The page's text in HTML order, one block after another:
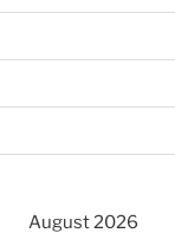
August 2026